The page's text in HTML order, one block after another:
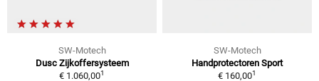
SW-Motech
Dusc Zijkoffersysteem
€ 1.060,001
SW-Motech
Handprotectoren Sport
€ 160,001